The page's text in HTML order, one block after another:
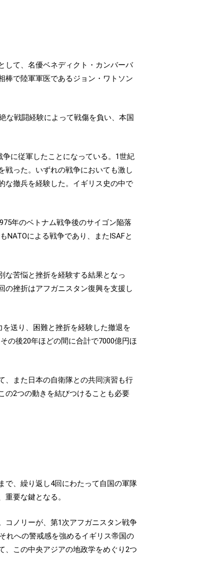
して、名優ベネディクト・カンバーバ
棒で陸軍軍医であるジョン・ワトソン
な戦闘経験によって戦傷を負い、本国
に従軍したことになっている。1世紀
戦った。いずれの戦争においても激し
な撤兵を経験した。イギリス史の中で
年のベトナム戦争後のサイゴン陥落
NATOによる戦争であり、またISAFと
な苦悩と挫折を経験する結果となっ
の挫折はアフガニスタン復興を支援し
送り、困難と挫折を経験した撤退を
の後20年ほどの間に合計で7000億円ほ
、また日本の自衛隊との共同演習も行
の2つの動きを結びつけることも必要
で、繰り返し4回にわたって自国の軍隊
要な鍵となる。
コノリーが、第1次アフガニスタン戦争
れへの警戒感を強めるイギリス帝国の
、この中央アジアの地政学をめぐり2つ